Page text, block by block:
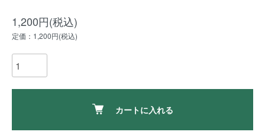
1,200円(税込)
定価：1,200円(税込)
カートに入れる